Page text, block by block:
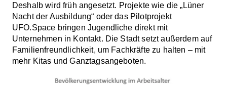
Deshalb wird früh angesetzt. Projekte wie die „Lüner
Nacht der Ausbildung“ oder das Pilotprojekt
UFO.Space bringen Jugendliche direkt mit
Unternehmen in Kontakt. Die Stadt setzt außerdem auf
Familienfreundlichkeit, um Fachkräfte zu halten – mit
mehr Kitas und Ganztagsangeboten.